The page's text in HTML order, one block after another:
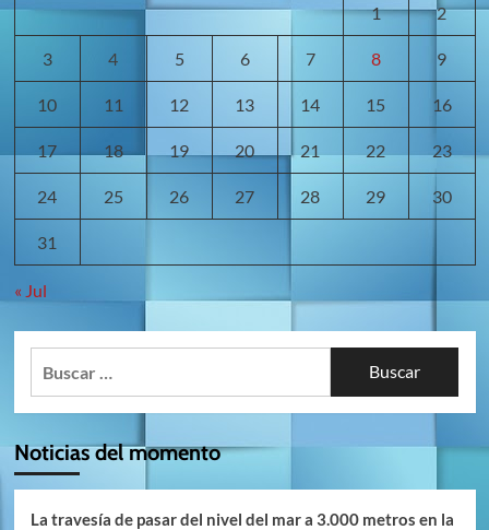
1 2
3 4 5 6 7 8 9
10 11 12 13 14 15 16
17 18 19 20 21 22 23
24 25 26 27 28 29 30
31
« Jul
Noticias del momento
La travesía de pasar del nivel del mar a 3.000 metros en la